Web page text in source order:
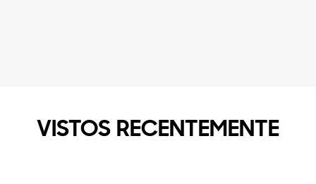
VISTOS RECENTEMENTE